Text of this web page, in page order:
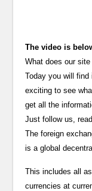
The video is
What does our
Today you will find
exciting to see
get all the
Just follow us,
The foreign
is a global
This includes all
currencies at